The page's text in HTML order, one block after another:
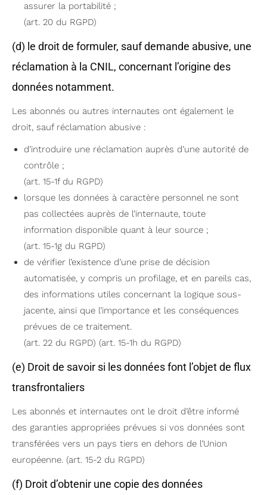
assurer la portabilité ;
(art. 20 du RGPD)
(d) le droit de formuler, sauf demande abusive, une
réclamation à la CNIL, concernant l’origine des
données notamment.
Les abonnés ou autres internautes ont également le
droit, sauf réclamation abusive :
d’introduire une réclamation auprès d’une autorité de
contrôle ;
(art. 15-1f du RGPD)
lorsque les données à caractère personnel ne sont
pas collectées auprès de l’internaute, toute
information disponible quant à leur source ;
(art. 15-1g du RGPD)
de vérifier l’existence d’une prise de décision
automatisée, y compris un profilage, et en pareils cas,
des informations utiles concernant la logique sous-
jacente, ainsi que l’importance et les conséquences
prévues de ce traitement.
(art. 22 du RGPD) (art. 15-1h du RGPD)
(e) Droit de savoir si les données font l’objet de flux
transfrontaliers
Les abonnés et internautes ont le droit d’être informé
des garanties appropriées prévues si vos données sont
transférées vers un pays tiers en dehors de l’Union
européenne. (art. 15-2 du RGPD)
(f) Droit d’obtenir une copie des données